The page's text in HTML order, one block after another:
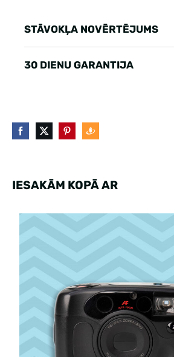
STĀVOKĻA NOVĒRTĒJUMS
30 DIENU GARANTIJA
IESAKĀM KOPĀ AR